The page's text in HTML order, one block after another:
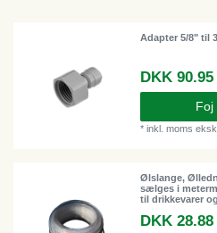
Adapter 5/8" til
DKK 90.95
Foj
*inkl. moms
Ølslange,
sælges i
til drikkevarer
DKK 28.88